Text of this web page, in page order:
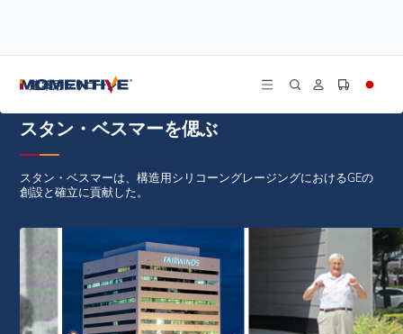
建築用シリコーン
スタン・ベスマーを偲ぶ
スタン・ベスマーは、構造用シリコーングレージングにおけるGEの
創設と確立に貢献した。